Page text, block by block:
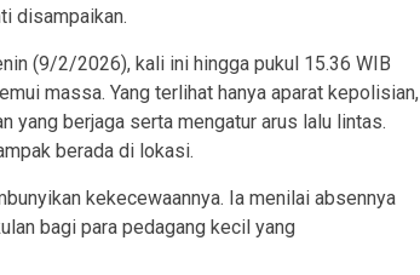
disampaikan.
(9/2/2026), kali ini hingga pukul 15.36 WIB
massa. Yang terlihat hanya aparat kepolisian,
yang berjaga serta mengatur arus lalu lintas.
berada di lokasi.
kekecewaannya. Ia menilai absennya
bagi para pedagang kecil yang